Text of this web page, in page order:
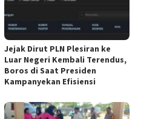
Jejak Dirut PLN Plesiran ke
Luar Negeri Kembali Terendus,
Boros di Saat Presiden
Kampanyekan Efisiensi